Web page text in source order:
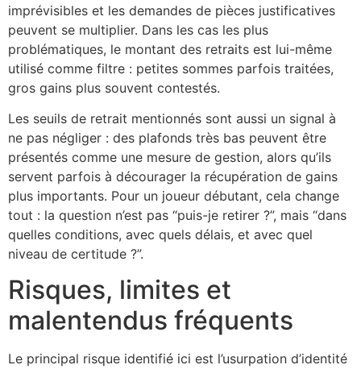
imprévisibles et les demandes de pièces justificatives
peuvent se multiplier. Dans les cas les plus
problématiques, le montant des retraits est lui-même
utilisé comme filtre : petites sommes parfois traitées,
gros gains plus souvent contestés.
Les seuils de retrait mentionnés sont aussi un signal à
ne pas négliger : des plafonds très bas peuvent être
présentés comme une mesure de gestion, alors qu’ils
servent parfois à décourager la récupération de gains
plus importants. Pour un joueur débutant, cela change
tout : la question n’est pas “puis-je retirer ?”, mais “dans
quelles conditions, avec quels délais, et avec quel
niveau de certitude ?”.
Risques, limites et
malentendus fréquents
Le principal risque identifié ici est l’usurpation d’identité